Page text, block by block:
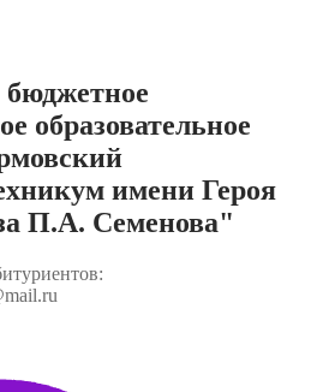
бюджетное
образовательное
имени Героя
П.А. Семенова"